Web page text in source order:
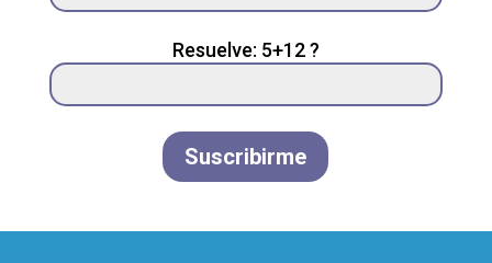
Resuelve: 5+12 ?
Suscribirme